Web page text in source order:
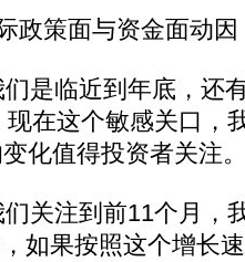
政策面与资金面动因
是临近到年底，还
在这个敏感关口，
化值得投资者关注
关注到前11个月，
如果按照这个增长